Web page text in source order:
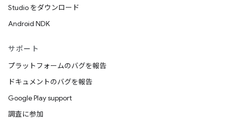
Studio をダウンロード
Android NDK
サポート
プラットフォームのバグを報告
ドキュメントのバグを報告
Google Play support
調査に参加